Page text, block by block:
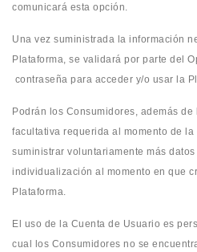
comunicará esta opción.
Una vez suministrada la información
Plataforma, se validará por parte del
contraseña para acceder y/o usar la
Podrán los Consumidores, además
facultativa requerida al momento de
suministrar voluntariamente más
individualización al momento en que
Plataforma.
El uso de la Cuenta de Usuario es
cual los Consumidores no se